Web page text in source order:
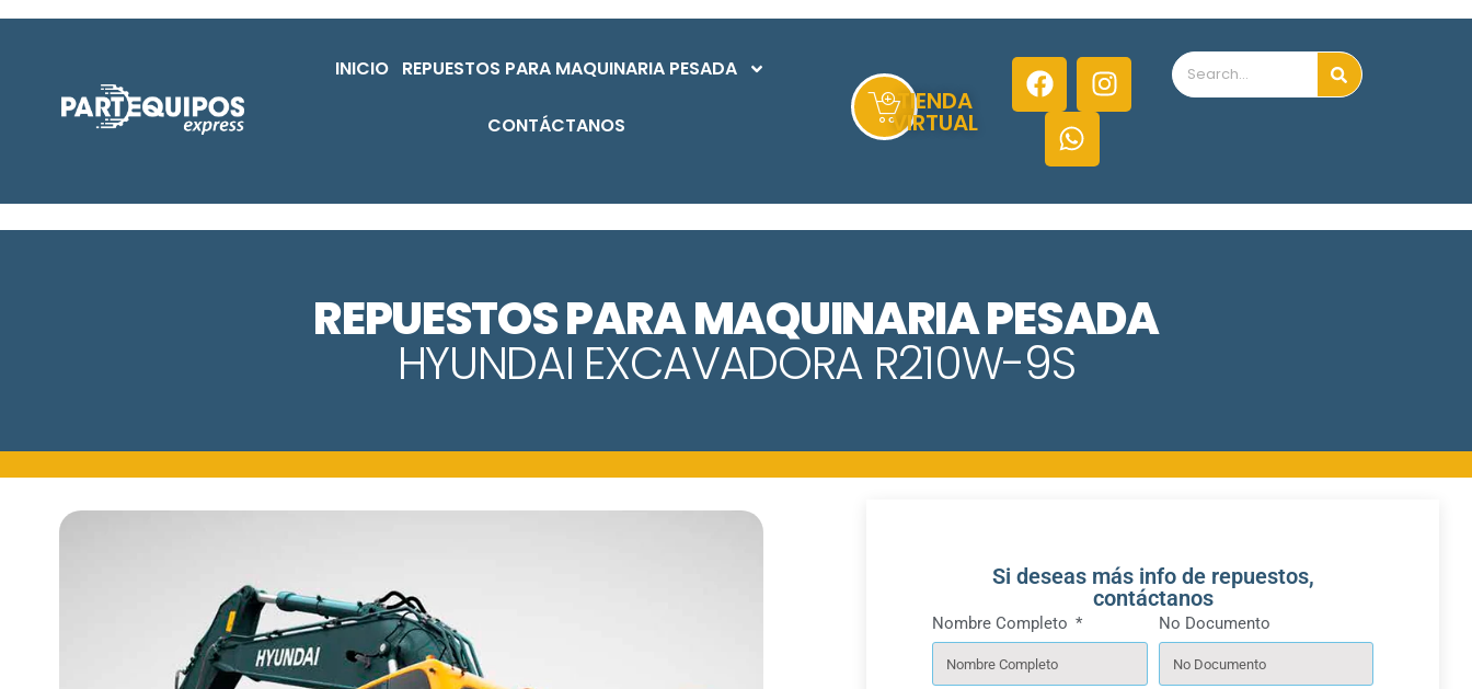
INICIO REPUESTOS PARA MAQUINARIA PESADA
CONTÁCTANOS
TIENDA
VIRTUAL
REPUESTOS PARA MAQUINARIA PESADA
HYUNDAI EXCAVADORA R210W-9S
Si deseas más info de repuestos,
contáctanos
Nombre Completo No Documento